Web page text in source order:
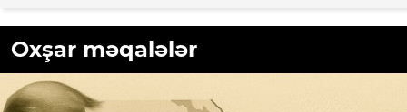
Oxşar məqalələr